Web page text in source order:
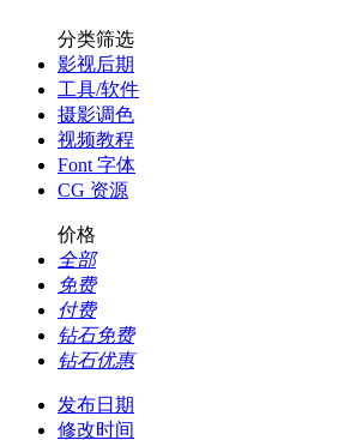
分类筛选
影视后期
工具/软件
摄影调色
视频教程
Font 字体
CG 资源
价格
全部
免费
付费
钻石免费
钻石优惠
发布日期
修改时间